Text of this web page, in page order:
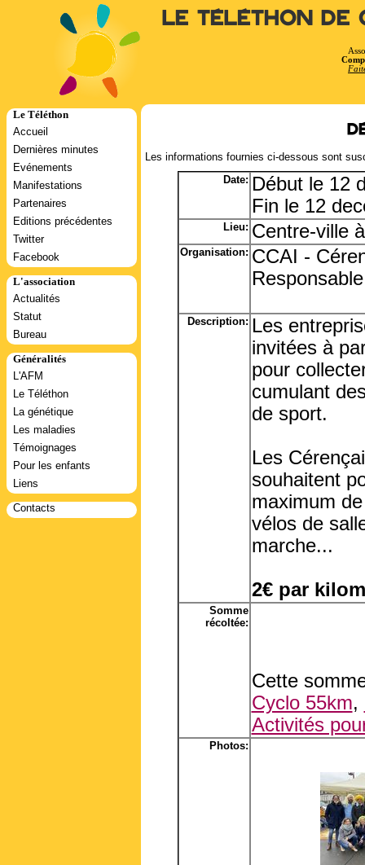
Le Téléthon de
Le Téléthon
Accueil
Dernières minutes
Evénements
Manifestations
Partenaires
Editions précédentes
Twitter
Facebook
L'association
Actualités
Statut
Bureau
Généralités
L'AFM
Le Téléthon
La génétique
Les maladies
Témoignages
Pour les enfants
Liens
Contacts
Les informations fournies ci-dessous sont
Date: Début le 12
Fin le 12
Lieu: Centre-ville
Organisation: CCAI -
Description: Les
invitées à
pour
cumulant
de sport.
Les
souhaitent
maximum
vélos de
marche...
2€ par
Somme
récoltée:
Cette
Cyclo 55km,
Activités
Photos: